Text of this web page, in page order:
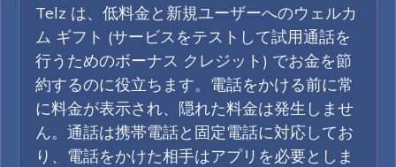
Telz は、低料金と新規ユーザーへのウェルカ
ム ギフト (サービスをテストして試用通話を
行うためのボーナス クレジット) でお金を節
約するのに役立ちます。電話をかける前に常
に料金が表示され、隠れた料金は発生しませ
ん。通話は携帯電話と固定電話に対応してお
り、電話をかけた相手はアプリを必要としま